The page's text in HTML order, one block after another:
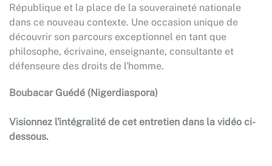
République et la place de la souveraineté nationale
dans ce nouveau contexte. Une occasion unique de
découvrir son parcours exceptionnel en tant que
philosophe, écrivaine, enseignante, consultante et
défenseure des droits de l'homme.
Boubacar Guédé (Nigerdiaspora)
Visionnez l'intégralité de cet entretien dans la vidéo ci-
dessous.